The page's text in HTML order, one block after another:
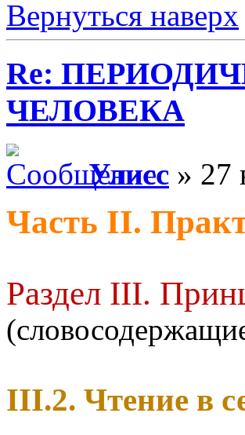
Вернуться наверх
Re:
ЧЕЛОВЕКА
Улисс » 27
Часть II.
Раздел III.
III.2. Чтение в